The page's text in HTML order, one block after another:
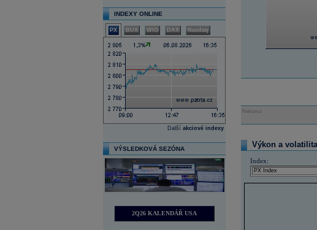
INDEXY ONLINE
PX BUX WIG DAX Nasdaq
Další akciové indexy
VÝSLEDKOVÁ SEZÓNA
2Q26 KALENDÁŘ USA
Reklama
Výkon a
Index: